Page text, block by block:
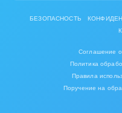
Мода, одежда,
Нефть, газ
БЕЗОПАСНОСТЬ
Соглашение
Политика
Правила
Поручение на